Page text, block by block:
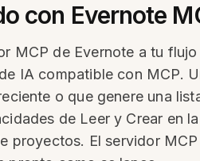
con Evernote
MCP de Evernote a tu
IA compatible con MCP.
o que genere una
de Leer y Crear en
proyectos. El servidor